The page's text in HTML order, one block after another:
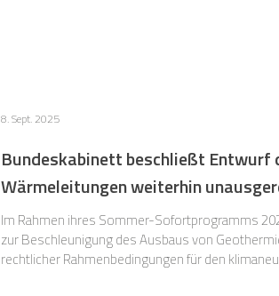
Bundeskabinett beschließt Entwurf
Wärmeleitungen weiterhin
Im Rahmen ihres Sommer-Sofortprogramms
zur Beschleunigung des Ausbaus von
rechtlicher Rahmenbedingungen für den
8. Sept. 2025